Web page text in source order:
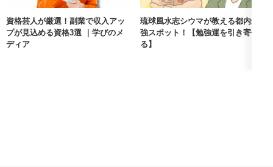
資格芸人が厳選！副業で収入アッ
プが見込める資格3選 ｜学びのメ
ディア
琉球風水志シウマが教える都内最
強スポット！【勉強運を引き寄せ
る】